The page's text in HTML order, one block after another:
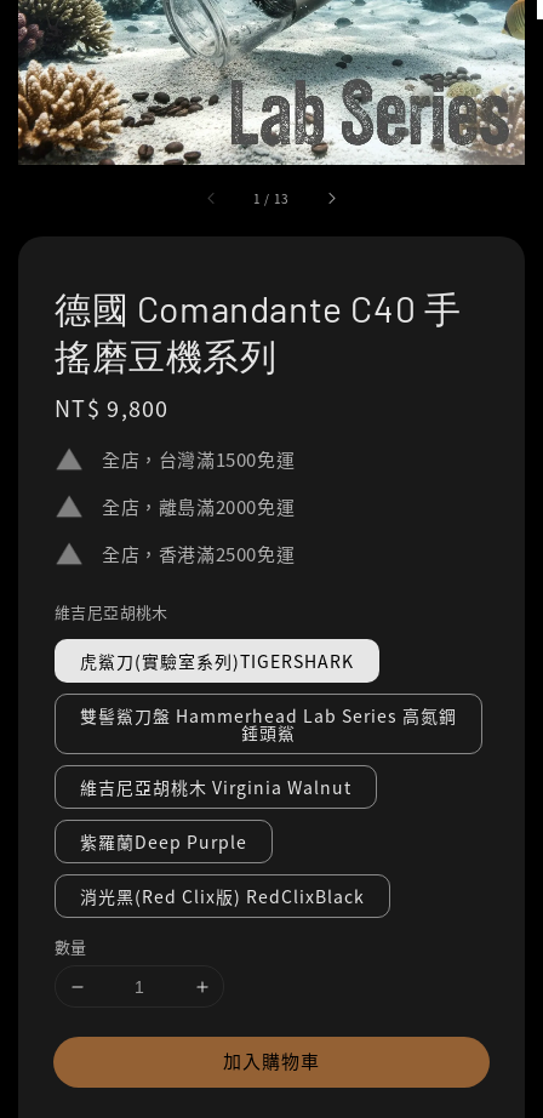
1 / 13
德國 Comandante C40 手
搖磨豆機系列
Regular
NT$ 9,800
全店，台灣滿1500免運
全店，離島滿2000免運
全店，香港滿2500免運
維吉尼亞胡桃木
虎鯊刀(實驗室系列)TIGERSHARK
雙髻鯊刀盤 Hammerhead Lab Series 高氮鋼
錘頭鯊
維吉尼亞胡桃木 Virginia Walnut
紫羅蘭Deep Purple
消光黑(Red Clix版) RedClixBlack
數量
加入購物車